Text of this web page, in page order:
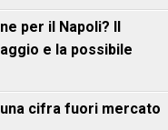
per il Napoli? Il
e la possibile
una cifra fuori mercato